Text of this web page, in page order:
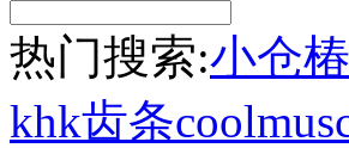
热门搜索:小仓
khk齿条